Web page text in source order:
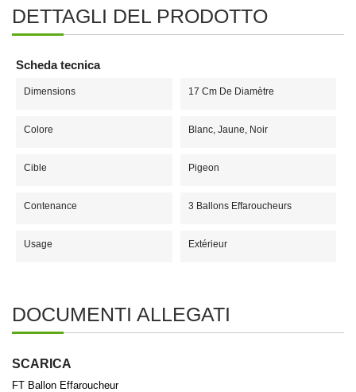
DETTAGLI DEL PRODOTTO
Scheda tecnica
Dimensions 17 Cm De Diamètre
Colore Blanc, Jaune, Noir
Cible Pigeon
Contenance 3 Ballons Effaroucheurs
Usage Extérieur
DOCUMENTI ALLEGATI
SCARICA
FT Ballon Effaroucheur